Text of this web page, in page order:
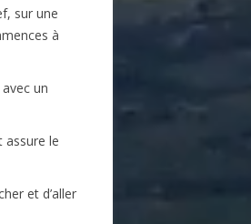
sur une
à
un
assure le
et d’aller